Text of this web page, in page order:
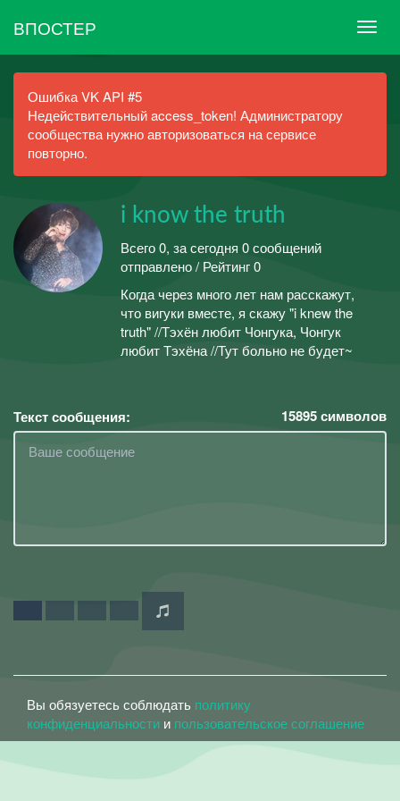
ВПОСТЕР
Ошибка VK API #5
Недействительный access_token! Администратору
сообщества нужно авторизоваться на сервисе
повторно.
i know the truth
Всего 0, за сегодня 0 сообщений
отправлено / Рейтинг 0
Когда через много лет нам расскажут,
что вигуки вместе, я скажу "i knew the
truth" //Тэхён любит Чонгука, Чонгук
любит Тэхёна //Тут больно не будет~
Текст сообщения: 15895символов
Вы обязуетесь соблюдать политику
конфиденциальности и пользовательское соглашение